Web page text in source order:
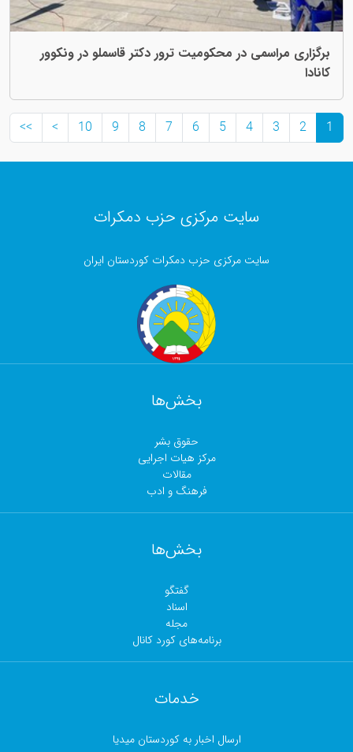
برگزاری مراسمی در محکومیت ترور دکتر قاسملو در ونکوور
کانادا
1
2
3
4
5
6
7
8
9
10
>
>>
سایت مرکزی حزب دمکرات
سایت مرکزی حزب دمکرات کوردستان ایران
بخش‌ها
حقوق بشر
مرکز هیات اجرایی
مقالات
فرهنگ و ادب
بخش‌ها
گفتگو
اسناد
مجلە
برنامەهای کورد کانال
خدمات
ارسال اخبار بە کوردستان میدیا